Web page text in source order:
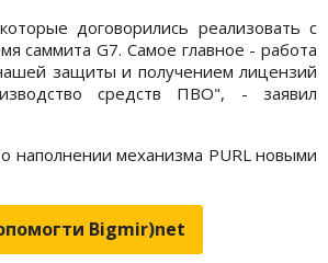
договорились реализовать с
саммита G7. Самое главное - работа
защиты и получением лицензий
средств ПВО", - заявил
наполнении механизма PURL новыми
Bigmir)net